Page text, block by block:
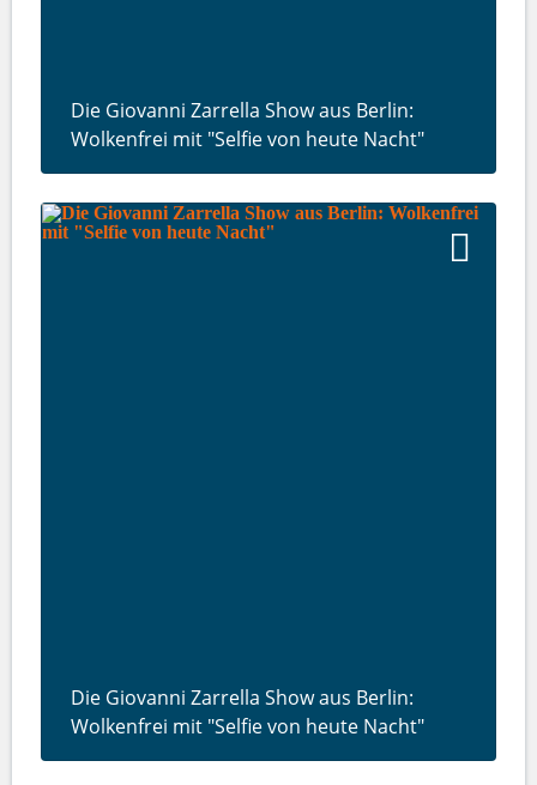
Die Giovanni Zarrella Show aus Berlin:
Wolkenfrei mit "Selfie von heute Nacht"
Die Giovanni Zarrella Show aus Berlin:
Wolkenfrei mit "Selfie von heute Nacht"